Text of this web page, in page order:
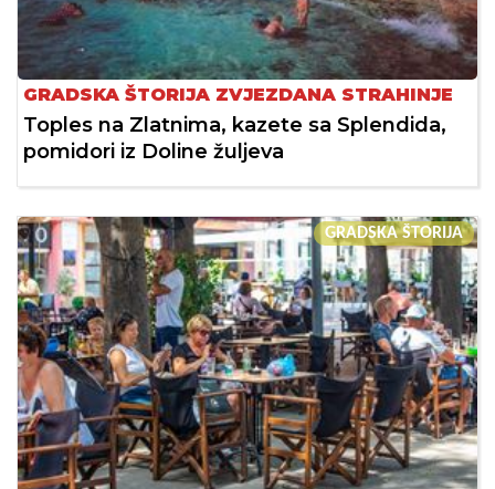
GRADSKA ŠTORIJA ZVJEZDANA STRAHINJE
Toples na Zlatnima, kazete sa Splendida,
pomidori iz Doline žuljeva
GRADSKA ŠTORIJA